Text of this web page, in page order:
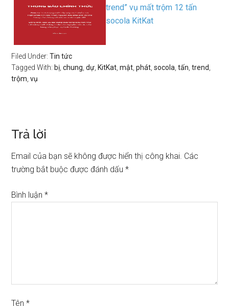
trend” vụ mất trộm 12 tấn
socola KitKat
Filed Under:Tin tức
Tagged With: bị ,chung ,dự KitKat ,mật ,phát ,socola ,tấn ,trend
trộm ,vụ
Trả lời
Email của bạn sẽ không được hiển thị công khai. Các
trường bắt buộc được đánh dấu*
Bình luận*
Tên*